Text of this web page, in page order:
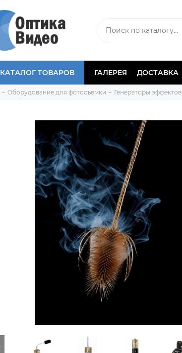
КАТАЛОГ ТОВАРОВ ГАЛЕРЕЯ ДОСТАВКА
Оборудование для фотосъемки Генераторы эффектов